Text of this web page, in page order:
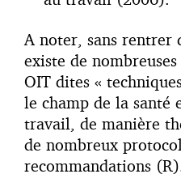
A noter, sans rentrer
existe de
OIT dites «
le champ de la santé
travail, de manière
de nombreux
recommandations